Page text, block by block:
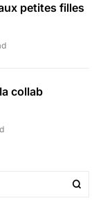
petites filles
collab